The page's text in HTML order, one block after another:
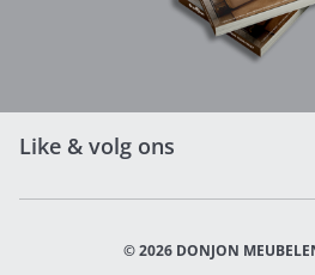
Like & volg ons
© 2026 DONJON